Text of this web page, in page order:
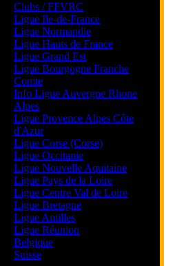
Clubs / FFVRC
Ligue Ile-de-France
Ligue Normandie
Ligue Hauts de France
Ligue Grand Est
Ligue Bourgogne Franche
Comte
Info Ligue Auvergne Rhone
Alpes
Ligue Provence Alpes Côte
d'Azur
Ligue Corse (Corse)
Ligue Occitanie
Ligue Nouvelle Aquitaine
Ligue Pays de la Loire
Ligue Centre Val de Loire
Ligue Bretagne
Ligue Antilles
Ligue Réunion
Belgique
Suisse